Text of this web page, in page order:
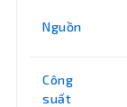
Nguồn
Công
suất